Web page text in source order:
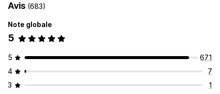
Avis (683)
Note globale
5
5
671
4
7
3
1